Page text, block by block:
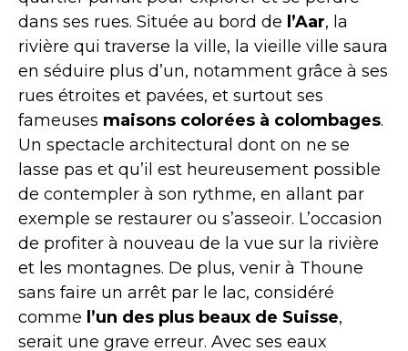
dans ses rues. Située au bord de l’Aar, la
rivière qui traverse la ville, la vieille ville saura
en séduire plus d’un, notamment grâce à ses
rues étroites et pavées, et surtout ses
fameuses maisons colorées à colombages.
Un spectacle architectural dont on ne se
lasse pas et qu’il est heureusement possible
de contempler à son rythme, en allant par
exemple se restaurer ou s’asseoir. L’occasion
de profiter à nouveau de la vue sur la rivière
et les montagnes. De plus, venir à Thoune
sans faire un arrêt par le lac, considéré
comme l’un des plus beaux de Suisse,
serait une grave erreur. Avec ses eaux